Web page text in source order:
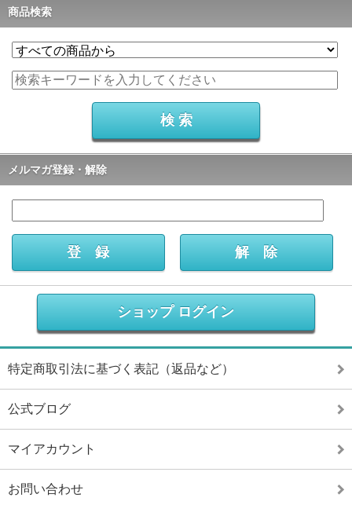
商品検索
メルマガ登録・解除
ショップ ログイン
特定商取引法に基づく表記（返品など）
公式ブログ
マイアカウント
お問い合わせ